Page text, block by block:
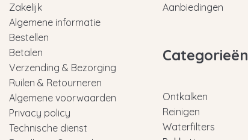
Zakelijk
Algemene informatie
Bestellen
Betalen
Verzending & Bezorging
Ruilen & Retourneren
Algemene voorwaarden
Privacy policy
Technische dienst
Aanbiedingen
Categorieën
Ontkalken
Reinigen
Waterfilters